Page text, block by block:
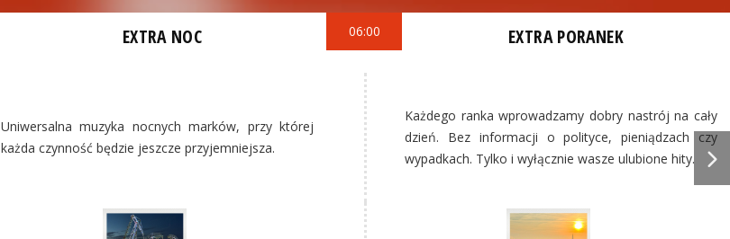
EXTRA NOC
Uniwersalna muzyka nocnych marków, przy której
każda czynność będzie jeszcze przyjemniejsza.
06:00 EXTRA PORANEK
Każdego ranka wprowadzamy dobry nastrój na cały
dzień. Bez informacji o polityce, pieniądzach czy
wypadkach. Tylko i wyłącznie wasze ulubione hity.